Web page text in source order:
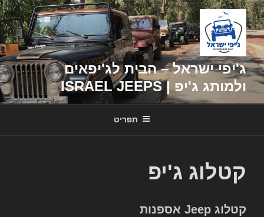
דילוג
לתוכן
ג'יפי ישראל – הבית לג'יפאים
ולמותג ג'יפ | ISRAEL JEEPS
תפריט
קטלוג ג'יפ
קטלוג Jeep אספנות